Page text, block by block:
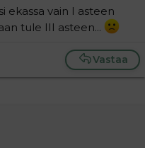
ekassa vain I asteen
tule III asteen...
Vastaa